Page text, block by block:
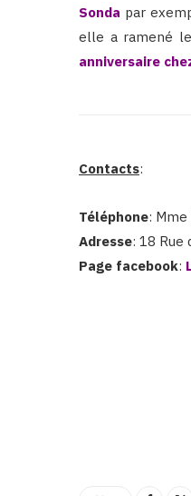
Sonda par
elle a ramené
anniversaire
Contacts:
Téléphone:
Adresse: 18 Rue
Page facebook: